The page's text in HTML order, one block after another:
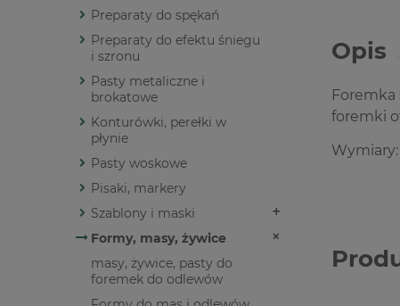
Preparaty do spękań
Preparaty do efektu śniegu
i szronu
Pasty metaliczne i
brokatowe
Konturówki, perełki w
płynie
Pasty woskowe
Pisaki, markery
Szablony i maski
Formy, masy, żywice
masy, żywice, pasty do
foremek do odlewów
Opis
foremki